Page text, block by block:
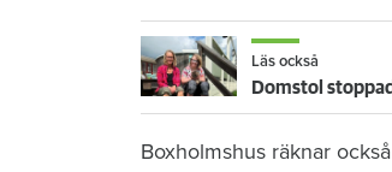
Läs också
Boxholmshus räknar